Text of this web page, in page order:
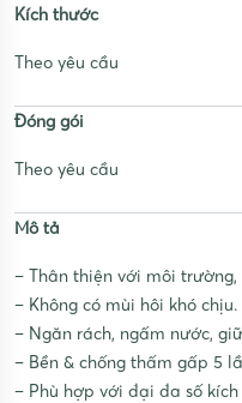
Kích thước
Theo yêu cầu
Đóng gói
Theo yêu cầu
Mô tả
– Thân thiện với môi
– Không có mùi hôi khó chịu.
– Ngăn rách, ngấm nước,
– Bền & chống thấm gấp 5
– Phù hợp với đại đa số